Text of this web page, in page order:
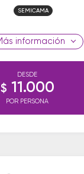
SEMICAMA
información
DESDE
$ 11.000
POR PERSONA